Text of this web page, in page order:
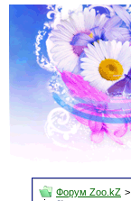
Форум Zoo.kZ >